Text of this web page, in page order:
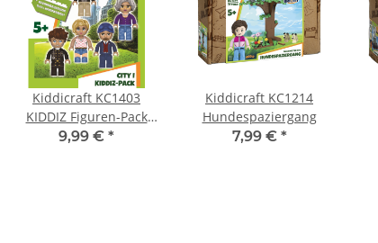
Kiddicraft KC1403
KIDDIZ Figuren-Pack
City I
9,99 € *
Kiddicraft KC1214
Hundespaziergang
7,99 € *